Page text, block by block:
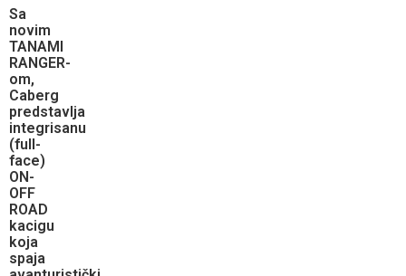
Sa
novim
TANAMI
RANGER-
om,
Caberg
predstavlja
integrisanu
(full-
face)
ON-
OFF
ROAD
kacigu
koja
spaja